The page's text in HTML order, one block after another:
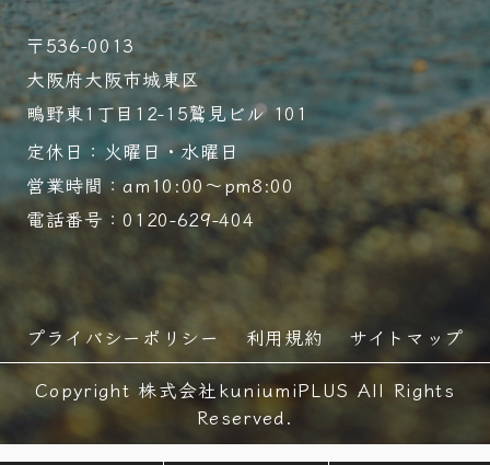
〒536-0013
大阪府大阪市城東区
鴫野東1丁目12-15鷲見ビル 101
定休日：火曜日・水曜日
営業時間：am10:00～pm8:00
電話番号：0120-629-404
プライバシーポリシー 利用規約
サイトマップ
Copyright 株式会社kuniumiPLUS All Rights
Reserved.